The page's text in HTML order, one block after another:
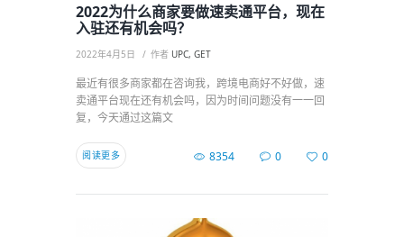
2022为什么商家要做速卖通平台，现在
入驻还有机会吗？
2022年4月5日 作者 UPC, GET
最近有很多商家都在咨询我，跨境电商好不好做，速
卖通平台现在还有机会吗，因为时间问题没有一一回
复，今天通过这篇文
阅读更多 8354 0 0